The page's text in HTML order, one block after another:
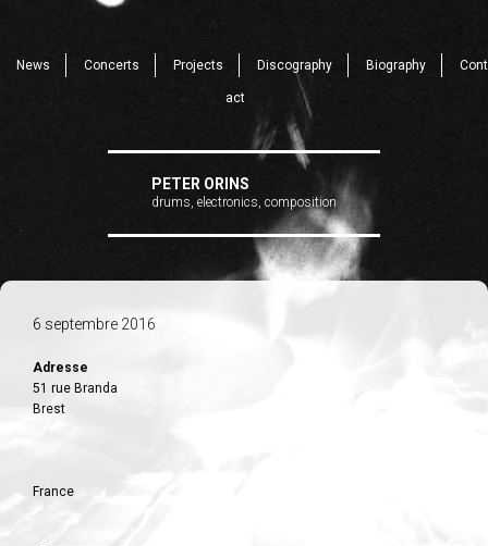
News Concerts Projects Discography Biography Cont
act
PETER ORINS
drums, electronics, composition
6 septembre 2016
Adresse
51 rue Branda
Brest
France